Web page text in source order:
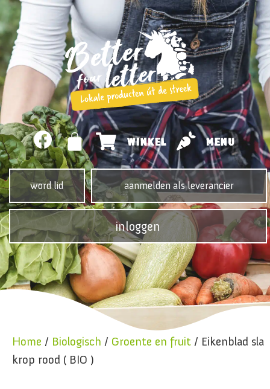
WINKEL MENU
word lid aanmelden als leverancier
inloggen
Home / Biologisch / Groente en fruit / Eikenblad sla
krop rood ( BIO )